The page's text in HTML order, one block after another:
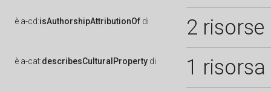
è a-cd:isAuthorshipAttributionOf di 2 risorse
è a-cat:describesCulturalProperty di 1 risorsa